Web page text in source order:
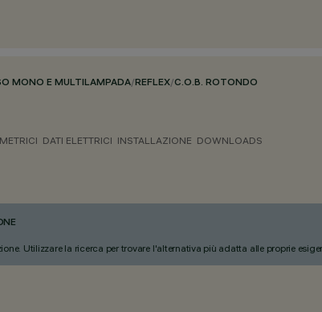
MONO E MULTILAMPADA/REFLEX/C.O.B. ROTONDO
DATI ELETTRICI INSTALLAZIONE DOWNLOADS
Utilizzare la ricerca per trovare l'alternativa più adatta alle proprie